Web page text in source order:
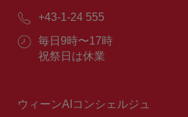
ー
ル：
電
番
号：
+43-1-24 555
営
業
毎日9時〜17時
祝祭日は休業
ウィーンAIコンシェルジュ